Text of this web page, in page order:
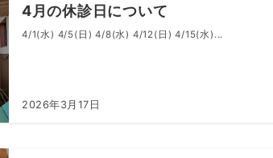
4月の休診日について
4/1(水) 4/5(日) 4/8(水) 4/12(日) 4/15(水)...
2026年3月17日